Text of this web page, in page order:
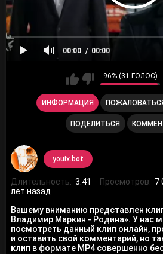
00:00 00:00
96% (31 ГОЛОС)
ИНФОРМАЦИЯ
ПОДЕЛИТЬСЯ
youix.bot
Длительность: 3:41 Просмотров: 7
лет назад
Вашему вниманию представлен
Владимир Маркин - Родина». У нас
посмотреть данный клип онлайн,
и оставить свой комментарий, но
клип в формате MP4 совершенно